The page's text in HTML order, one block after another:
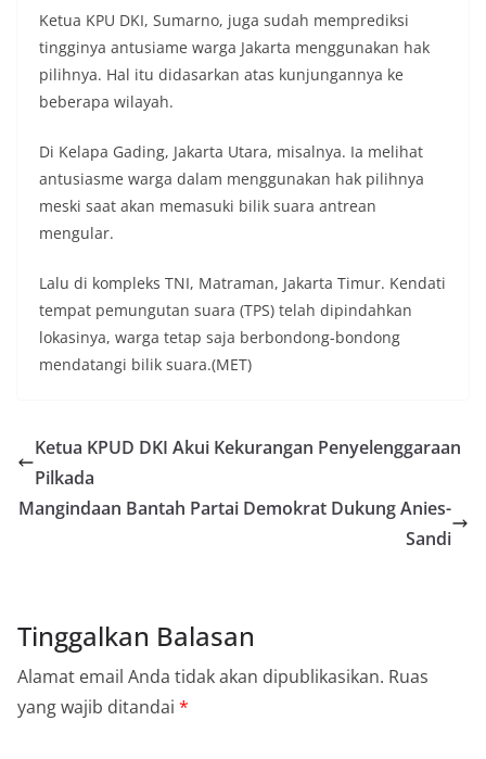
Ketua KPU DKI, Sumarno, juga sudah memprediksi
tingginya antusiame warga Jakarta menggunakan hak
pilihnya. Hal itu didasarkan atas kunjungannya ke
beberapa wilayah.
Di Kelapa Gading, Jakarta Utara, misalnya. Ia melihat
antusiasme warga dalam menggunakan hak pilihnya
meski saat akan memasuki bilik suara antrean
mengular.
Lalu di kompleks TNI, Matraman, Jakarta Timur. Kendati
tempat pemungutan suara (TPS) telah dipindahkan
lokasinya, warga tetap saja berbondong-bondong
mendatangi bilik suara.(MET)
Ketua KPUD DKI Akui Kekurangan Penyelenggaraan
Pilkada
Mangindaan Bantah Partai Demokrat Dukung Anies-
Sandi
Tinggalkan Balasan
Alamat email Anda tidak akan dipublikasikan. Ruas
yang wajib ditandai *